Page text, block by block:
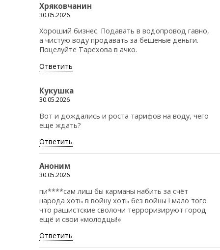
Хряковчанин
30.05.2026
Хороший бизнес. Подавать в водопровод гавно,
а чистую воду продавать за бешеные деньги.
Поцелуйте Тарехова в ачко.
Ответить
Кукушка
30.05.2026
Вот и дождались и роста тарифов на воду, чего
еще ждать?
Ответить
Аноним
30.05.2026
пи****сам лиш бы карманы набить за счёт
народа хоть в войну хоть без войны ! мало того
что рашистские сволочи терроризируют город
ещё и свои «молодцы!»
Ответить